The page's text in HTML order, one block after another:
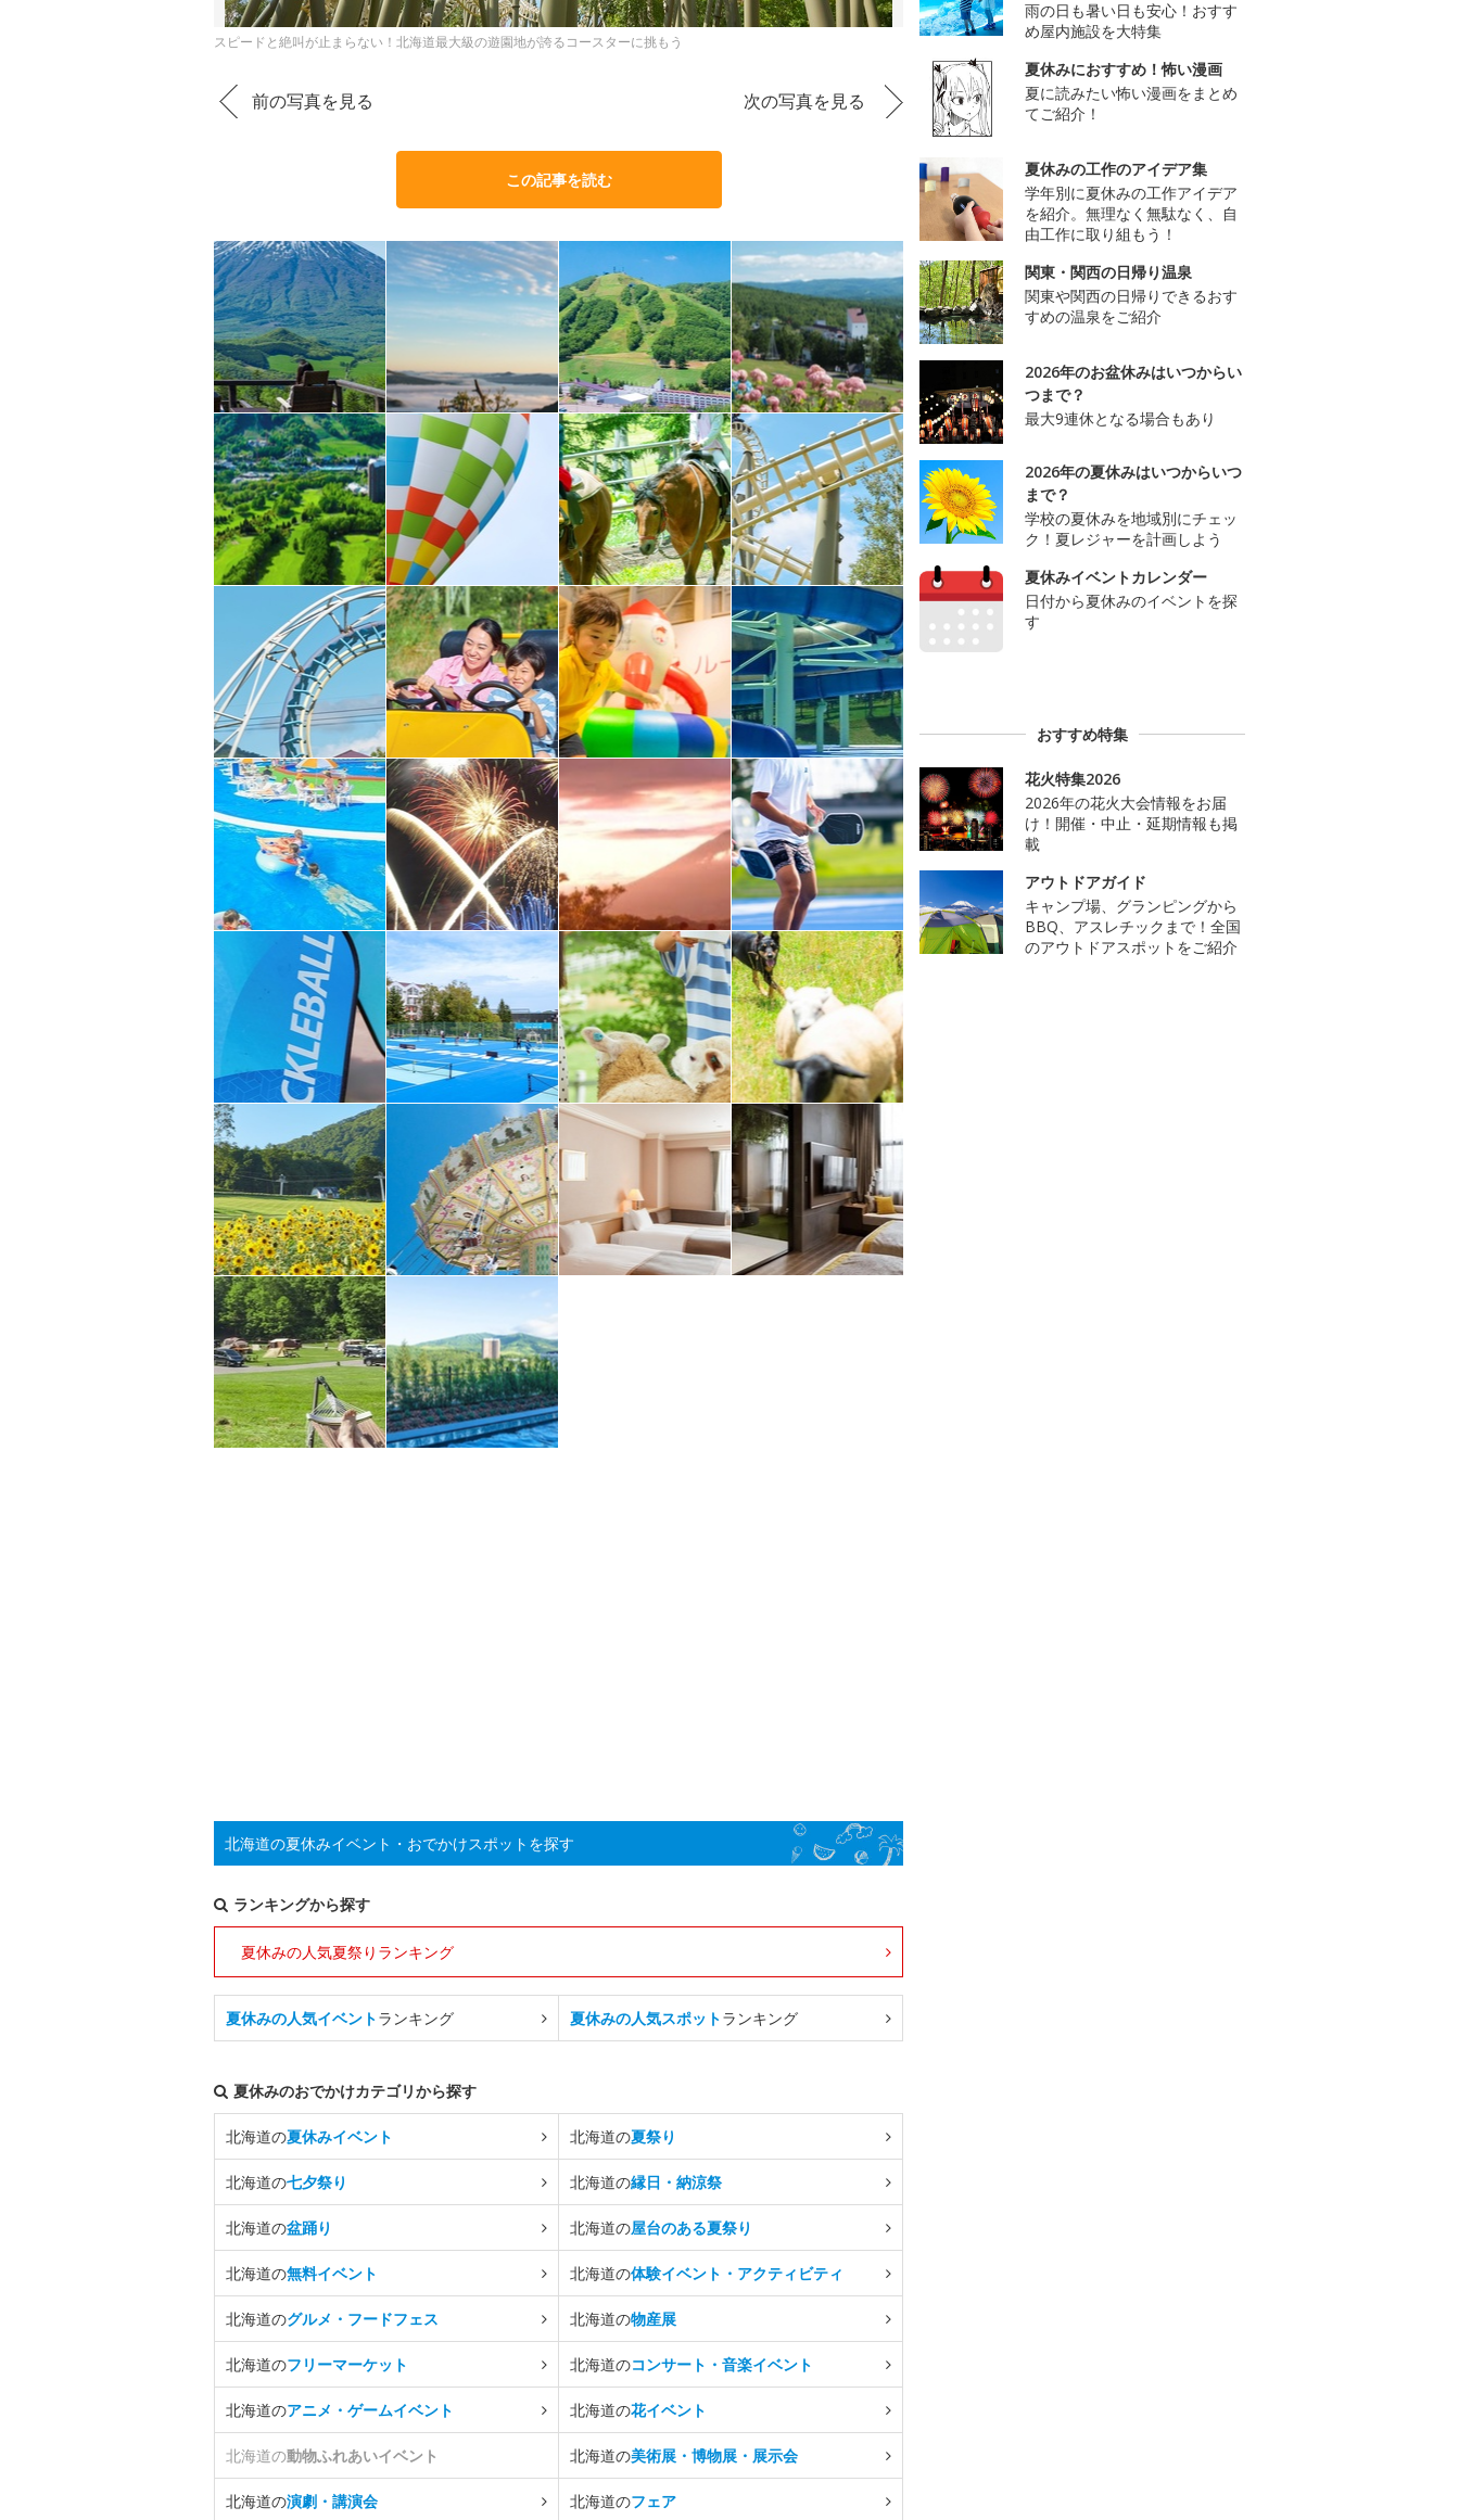
スピードと絶叫が止まらない！北海道最大級の遊園地が誇るコースターに挑もう
前の写真を見る 次の写真を見る
この記事を読む
北海道の夏休みイベント・おでかけスポットを探す
ランキングから探す
夏休みの人気夏祭りランキング
夏休みの人気イベントランキング 夏休みの人気スポットランキング
夏休みのおでかけカテゴリから探す
北海道の夏休みイベント 北海道の夏祭り
北海道の七夕祭り 北海道の縁日・納涼祭
北海道の盆踊り 北海道の屋台のある夏祭り
北海道の無料イベント 北海道の体験イベント・アクティビティ
北海道のグルメ・フードフェス 北海道の物産展
北海道のフリーマーケット 北海道のコンサート・音楽イベント
北海道のアニメ・ゲームイベント 北海道の花イベント
北海道の動物ふれあいイベント 北海道の美術展・博物展・展示会
北海道の演劇・講演会 北海道のフェア
雨の日も暑い日も安心！おすす
め屋内施設を大特集
夏休みにおすすめ！怖い漫画
夏に読みたい怖い漫画をまとめ
てご紹介！
夏休みの工作のアイデア集
学年別に夏休みの工作アイデア
を紹介。無理なく無駄なく、自
由工作に取り組もう！
関東・関西の日帰り温泉
関東や関西の日帰りできるおす
すめの温泉をご紹介
2026年のお盆休みはいつからい
つまで？
最大9連休となる場合もあり
2026年の夏休みはいつからいつ
まで？
学校の夏休みを地域別にチェッ
ク！夏レジャーを計画しよう
夏休みイベントカレンダー
日付から夏休みのイベントを探
す
おすすめ特集
花火特集2026
2026年の花火大会情報をお届
け！開催・中止・延期情報も掲
載
アウトドアガイド
キャンプ場、グランピングから
BBQ、アスレチックまで！全国
のアウトドアスポットをご紹介